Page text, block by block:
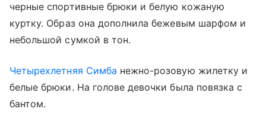
черные спортивные брюки и белую кожаную
куртку. Образ она дополнила бежевым шарфом и
небольшой сумкой в тон.
Четырехлетняя Симба нежно-розовую жилетку и
белые брюки. На голове девочки была повязка с
бантом.